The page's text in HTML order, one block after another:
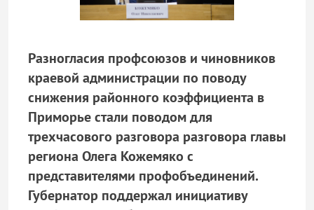
Разногласия профсоюзов и чиновников
краевой администрации по поводу
снижения районного коэффициента в
Приморье стали поводом для
трехчасового разговора разговора главы
региона Олега Кожемяко с
представителями профобъединений.
Губернатор поддержал инициативу